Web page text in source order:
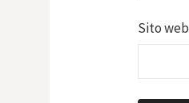
Sito web